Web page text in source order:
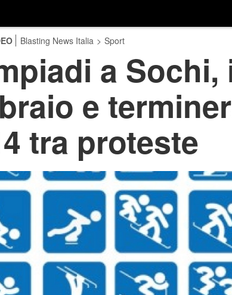
Blasting News Italia > Sport
a
e
tra proteste